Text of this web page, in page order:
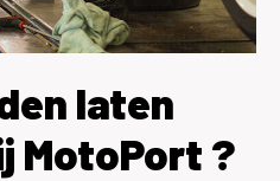
laten
MotoPort ?